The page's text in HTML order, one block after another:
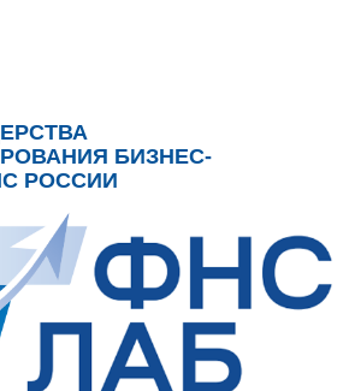
БИЗНЕС-
РОССИИ